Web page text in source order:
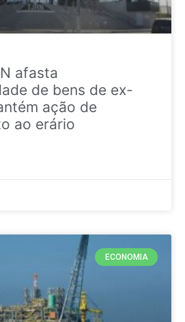
afasta
de bens de ex-
ação de
ao erário
ECONOMIA